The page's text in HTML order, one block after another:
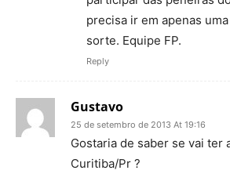
precisa ir em apenas
sorte. Equipe FP.
Reply
Gustavo
25 de setembro de 2013 At 19:16
Gostaria de saber se vai ter
Curitiba/Pr ?